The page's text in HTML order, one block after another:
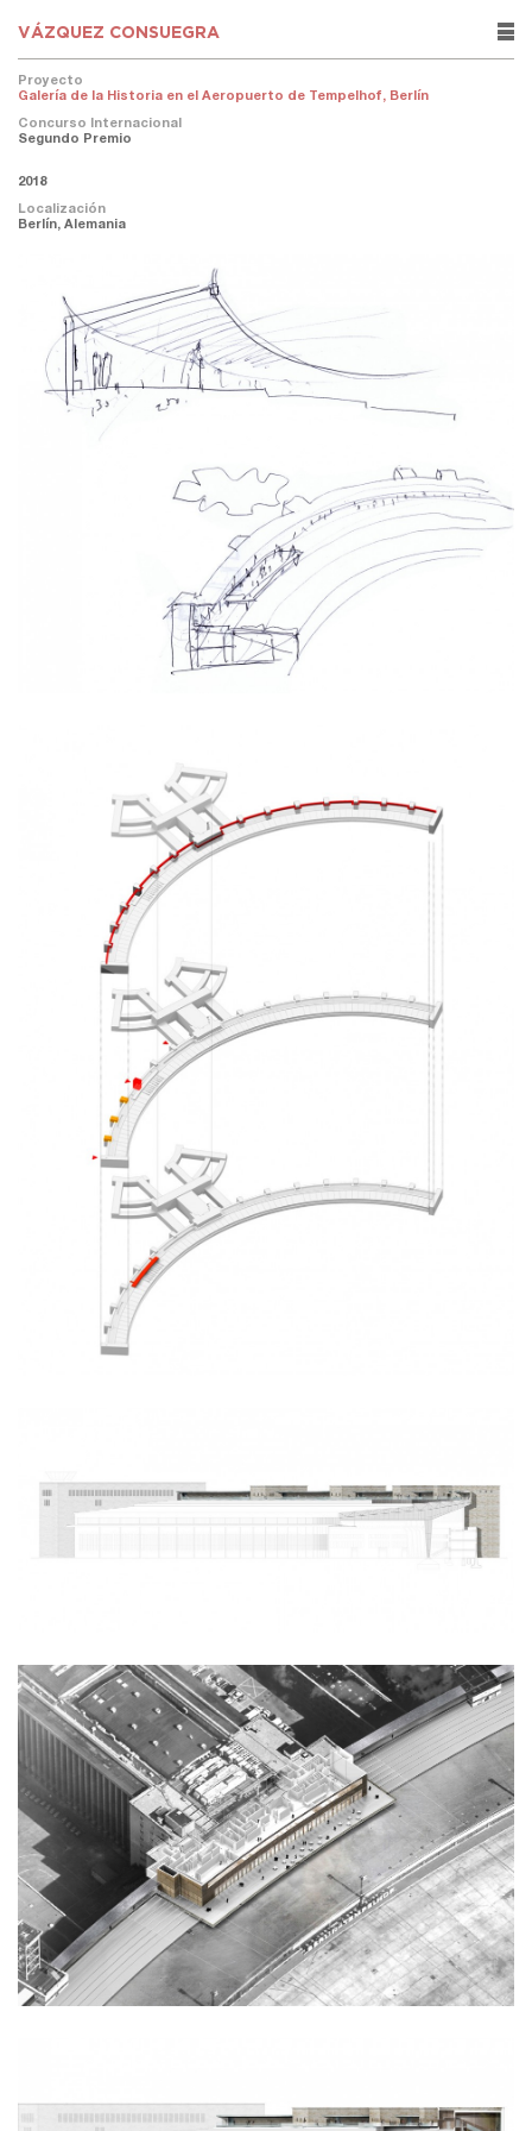
VÁZQUEZ CONSUEGRA rows
Proyecto
Galería de la Historia en el Aeropuerto de Tempelhof, Berlín
Concurso Internacional
Segundo Premio
2018
Localización
Berlín, Alemania